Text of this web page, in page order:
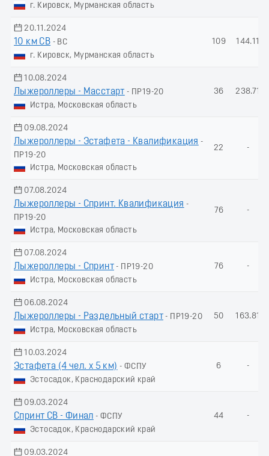
г. Кировск, Мурманская область
20.11.2024
10 км СВ - ВС
г. Кировск, Мурманская область
109 144.11
10.08.2024
Лыжероллеры - Масстарт - ПР19-20
Истра, Московская область
36 238.71
09.08.2024
Лыжероллеры - Эстафета - Квалификация -
ПР19-20
Истра, Московская область
22 -
07.08.2024
Лыжероллеры - Спринт. Квалификация -
ПР19-20
Истра, Московская область
76 -
07.08.2024
Лыжероллеры - Спринт - ПР19-20
Истра, Московская область
76 -
06.08.2024
Лыжероллеры - Раздельный старт - ПР19-20
Истра, Московская область
50 163.81
10.03.2024
Эстафета (4 чел. х 5 км) - ФСПУ
Эстосадок, Краснодарский край
6 -
09.03.2024
Спринт СВ - Финал - ФСПУ
Эстосадок, Краснодарский край
44 -
09.03.2024